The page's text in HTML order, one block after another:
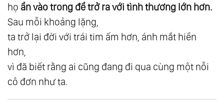
Dương
119.Tầng 3: Tình Yêu
120.Suy Ngẫm 20: Trở Thành Tình Yêu
121.
122.Suy Ngẫm 22: Tình Yêu Của Tạo Hóa -
Không Thiên Vị, Không Phân Biệt
123.Suy Ngẫm 23: Khi Tình Yêu Với Chính
họ ẩn vào trong để trở ra với tình thương lớn hơn.
Sau mỗi khoảng lặng,
ta trở lại đời với trái tim ấm hơn, ánh mắt hiền
hơn,
vì đã biết rằng ai cũng đang đi qua cùng một nỗi
cô đơn như ta.